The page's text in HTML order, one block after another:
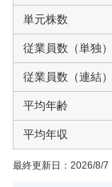
単元株数
従業員数（単独）
従業員数（連結）
平均年齢
平均年収
最終更新日： 2026/8/7